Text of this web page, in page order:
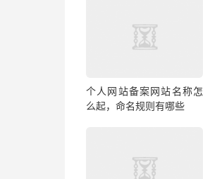
个人网站备案网站名称怎
么起，命名规则有哪些